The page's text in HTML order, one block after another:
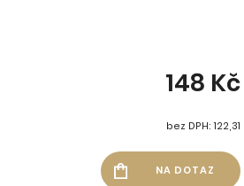
148 Kč
bez DPH: 122,31